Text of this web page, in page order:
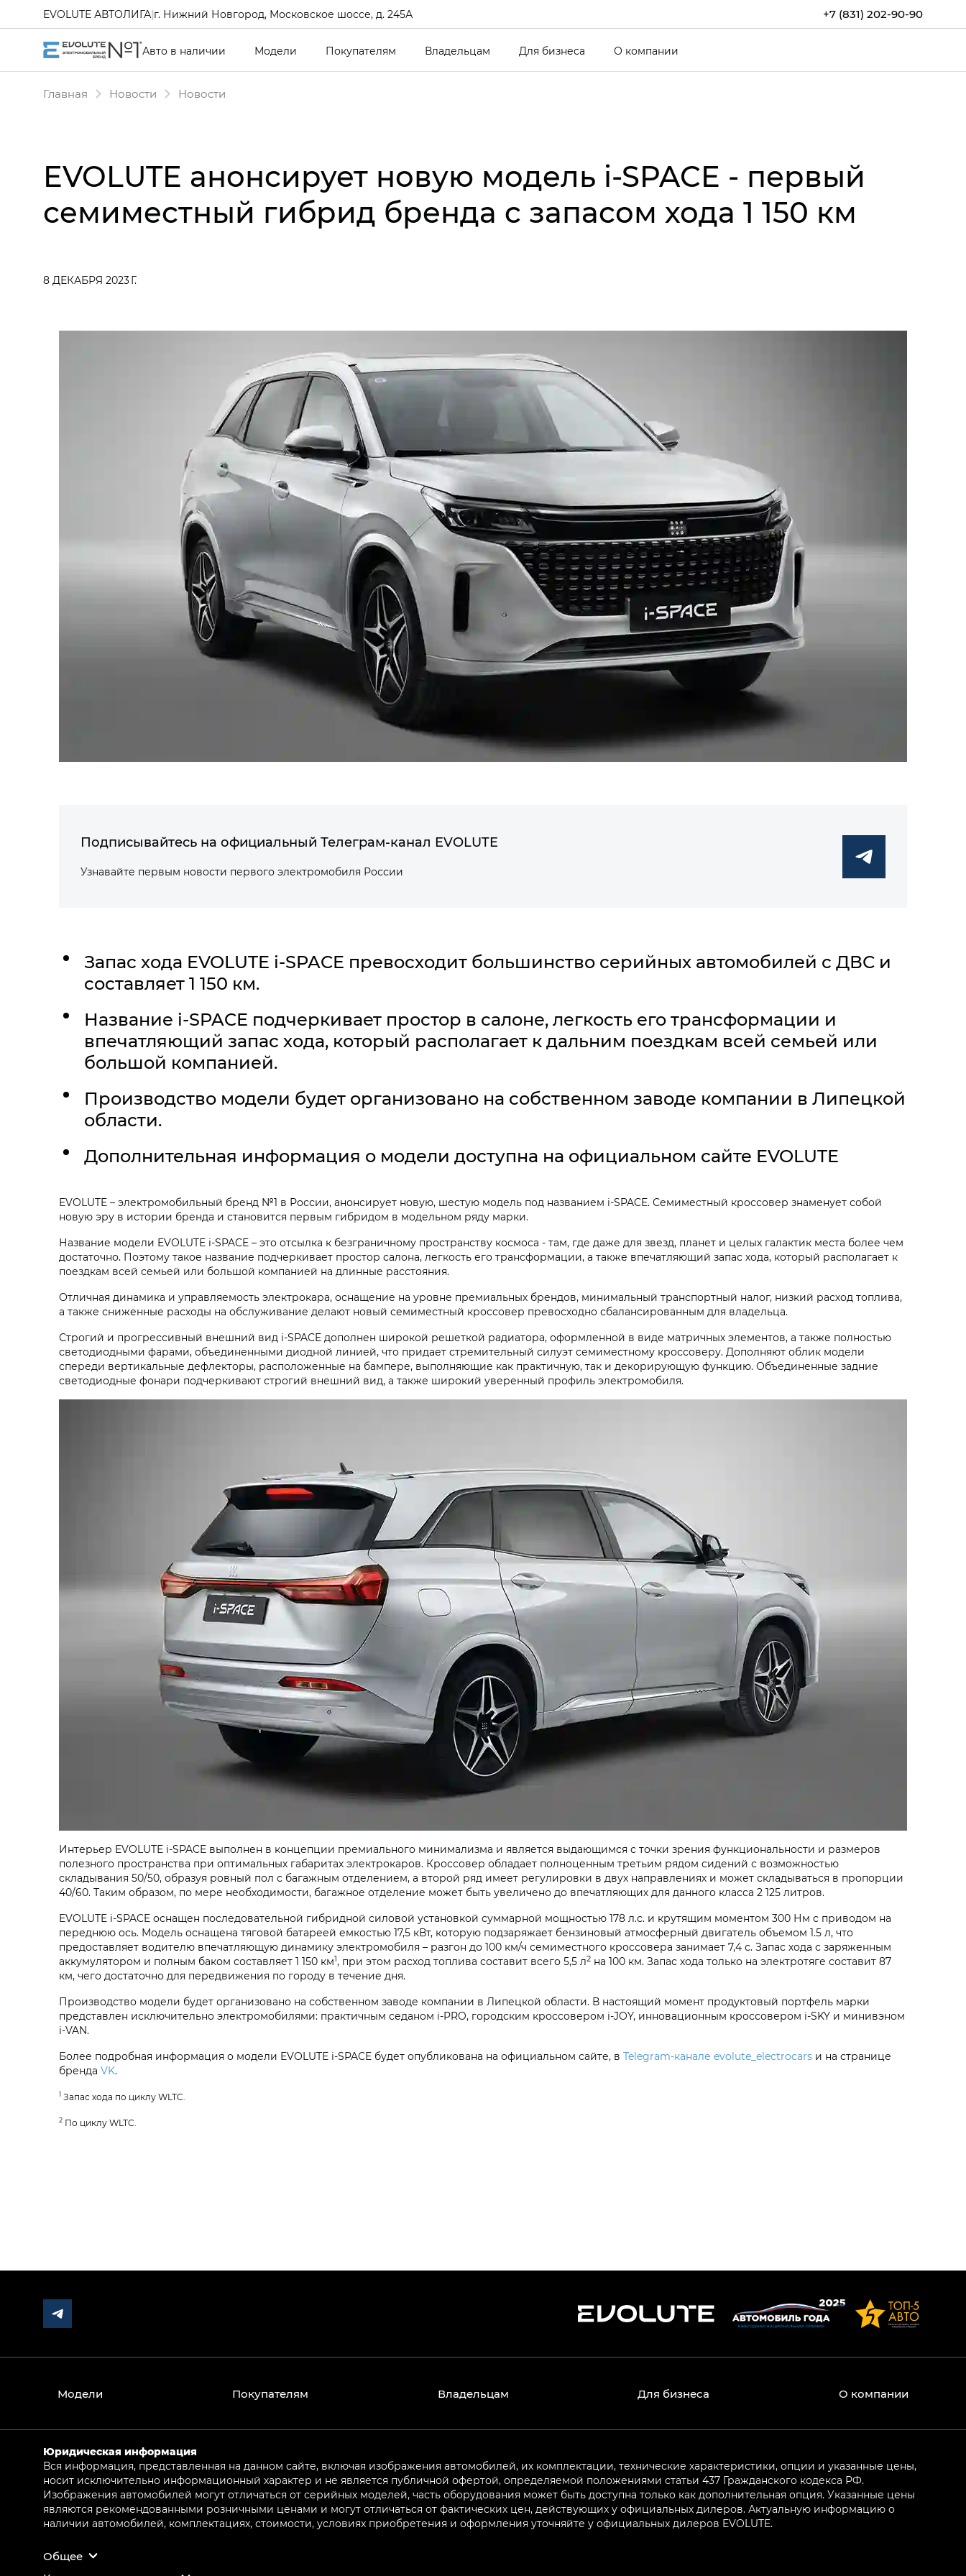
+7 (831) 202-90-90
EVOLUTE АВТОЛИГА|г. Нижний Новгород, Московское шоссе, д. 245А
Авто в наличии Модели Покупателям Владельцам Для бизнеса О компании
Главная Новости Новости
EVOLUTE анонсирует новую модель i‑SPACE - первый
семиместный гибрид бренда c запасом хода 1 150 км
8 ДЕКАБРЯ 2023 Г.
Подписывайтесь на официальный Телеграм-канал EVOLUTE
Узнавайте первым новости первого электромобиля России
Запас хода EVOLUTE i‑SPACE превосходит большинство серийных автомобилей с ДВС и
составляет 1 150 км.
Название i‑SPACE подчеркивает простор в салоне, легкость его трансформации и
впечатляющий запас хода, который располагает к дальним поездкам всей семьей или
большой компанией.
Производство модели будет организовано на собственном заводе компании в Липецкой
области.
Дополнительная информация о модели доступна на официальном сайте EVOLUTE
EVOLUTE – электромобильный бренд №1 в России, анонсирует новую, шестую модель под названием i‑SPACE. Семиместный кроссовер знаменует собой
новую эру в истории бренда и становится первым гибридом в модельном ряду марки.
Название модели EVOLUTE i‑SPACE – это отсылка к безграничному пространству космоса - там, где даже для звезд, планет и целых галактик места более чем
достаточно. Поэтому такое название подчеркивает простор салона, легкость его трансформации, а также впечатляющий запас хода, который располагает к
поездкам всей семьей или большой компанией на длинные расстояния.
Отличная динамика и управляемость электрокара, оснащение на уровне премиальных брендов, минимальный транспортный налог, низкий расход топлива,
а также сниженные расходы на обслуживание делают новый семиместный кроссовер превосходно сбалансированным для владельца.
Строгий и прогрессивный внешний вид i‑SPACE дополнен широкой решеткой радиатора, оформленной в виде матричных элементов, а также полностью
светодиодными фарами, объединенными диодной линией, что придает стремительный силуэт семиместному кроссоверу. Дополняют облик модели
спереди вертикальные дефлекторы, расположенные на бампере, выполняющие как практичную, так и декорирующую функцию. Объединенные задние
светодиодные фонари подчеркивают строгий внешний вид, а также широкий уверенный профиль электромобиля.
Интерьер EVOLUTE i‑SPACE выполнен в концепции премиального минимализма и является выдающимся с точки зрения функциональности и размеров
полезного пространства при оптимальных габаритах электрокаров. Кроссовер обладает полноценным третьим рядом сидений с возможностью
складывания 50/50, образуя ровный пол с багажным отделением, а второй ряд имеет регулировки в двух направлениях и может складываться в пропорции
40/60. Таким образом, по мере необходимости, багажное отделение может быть увеличено до впечатляющих для данного класса 2 125 литров.
EVOLUTE i‑SPACE оснащен последовательной гибридной силовой установкой суммарной мощностью 178 л.с. и крутящим моментом 300 Нм с приводом на
переднюю ось. Модель оснащена тяговой батареей емкостью 17,5 кВт, которую подзаряжает бензиновый атмосферный двигатель объемом 1.5 л, что
предоставляет водителю впечатляющую динамику электромобиля – разгон до 100 км/ч семиместного кроссовера занимает 7,4 с. Запас хода с заряженным
аккумулятором и полным баком составляет 1 150 км1, при этом расход топлива составит всего 5,5 л2 на 100 км. Запас хода только на электротяге составит 87
км, чего достаточно для передвижения по городу в течение дня.
Производство модели будет организовано на собственном заводе компании в Липецкой области. В настоящий момент продуктовый портфель марки
представлен исключительно электромобилями: практичным седаном i‑PRO, городским кроссовером i‑JOY, инновационным кроссовером i‑SKY и минивэном
i‑VAN.
Более подробная информация о модели EVOLUTE i‑SPACE будет опубликована на официальном сайте, в Telegram-канале evolute_electrocars и на странице
бренда VK.
1 Запас хода по циклу WLTC.
2 По циклу WLTC.
Модели Покупателям Владельцам Для бизнеса О компании
Юридическая информация
Вся информация, представленная на данном сайте, включая изображения автомобилей, их комплектации, технические характеристики, опции и указанные цены,
носит исключительно информационный характер и не является публичной офертой, определяемой положениями статьи 437 Гражданского кодекса РФ.
Изображения автомобилей могут отличаться от серийных моделей, часть оборудования может быть доступна только как дополнительная опция. Указанные цены
являются рекомендованными розничными ценами и могут отличаться от фактических цен, действующих у официальных дилеров. Актуальную информацию о
наличии автомобилей, комплектациях, стоимости, условиях приобретения и оформления уточняйте у официальных дилеров EVOLUTE.
Общее